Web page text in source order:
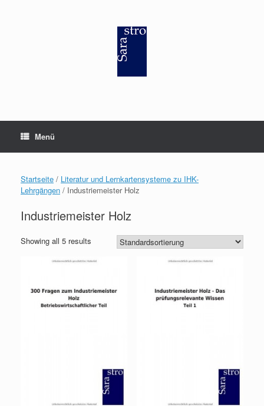
Menü
Startseite / Literatur und Lernkartensysteme zu IHK-
Lehrgängen / Industriemeister Holz
Industriemeister Holz
Showing all 5 results